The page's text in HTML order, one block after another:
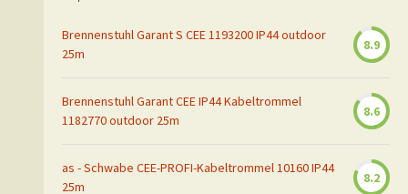
Brennenstuhl Garant S CEE 1193200 IP44 outdoor
25m
8.9
Brennenstuhl Garant CEE IP44 Kabeltrommel
1182770 outdoor 25m
8.6
as - Schwabe CEE-PROFI-Kabeltrommel 10160 IP44
25m
8.2